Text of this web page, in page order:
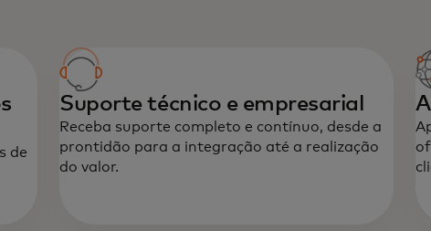
de
Suporte técnico e empresarial
Receba suporte completo e contínuo, desde a
prontidão para a integração até a realização
do valor.